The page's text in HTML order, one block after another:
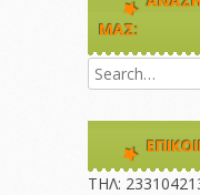
ΜΑΣ:
ΤΗΛ: